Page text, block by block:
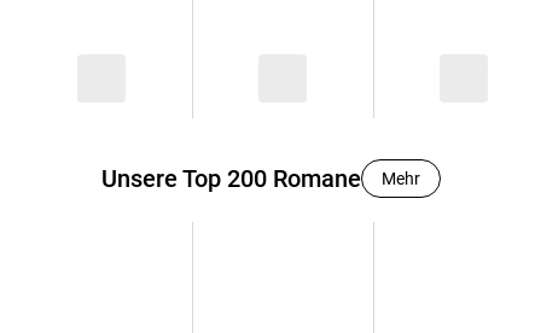
Unsere Top 200 Romane Mehr